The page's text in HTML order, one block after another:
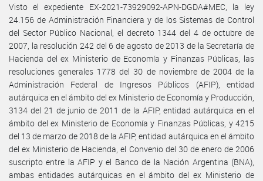
Visto el expediente EX-2021-73929092-APN-DGDA#MEC, la ley
24.156 de Administración Financiera y de los Sistemas de Control
del Sector Público Nacional, el decreto 1344 del 4 de octubre de
2007, la resolución 242 del 6 de agosto de 2013 de la Secretaría de
Hacienda del ex Ministerio de Economía y Finanzas Públicas, las
resoluciones generales 1778 del 30 de noviembre de 2004 de la
Administración Federal de Ingresos Públicos (AFIP), entidad
autárquica en el ámbito del ex Ministerio de Economía y Producción,
3134 del 21 de junio de 2011 de la AFIP, entidad autárquica en el
ámbito del ex Ministerio de Economía y Finanzas Públicas, y 4215
del 13 de marzo de 2018 de la AFIP, entidad autárquica en el ámbito
del ex Ministerio de Hacienda, el Convenio del 30 de enero de 2006
suscripto entre la AFIP y el Banco de la Nación Argentina (BNA),
ambas entidades autárquicas en el ámbito del ex Ministerio de